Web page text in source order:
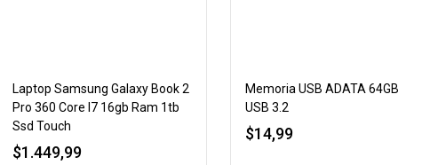
Laptop Samsung Galaxy Book 2
Pro 360 Core I7 16gb Ram 1tb
Ssd Touch
$1.449,99
Memoria USB ADATA 64GB
USB 3.2
$14,99